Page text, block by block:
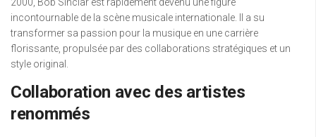
2000, Bob Sinclar est rapidement devenu une figure
incontournable de la scène musicale internationale. Il a su
transformer sa passion pour la musique en une carrière
florissante, propulsée par des collaborations stratégiques et un
style original.
Collaboration avec des artistes
renommés